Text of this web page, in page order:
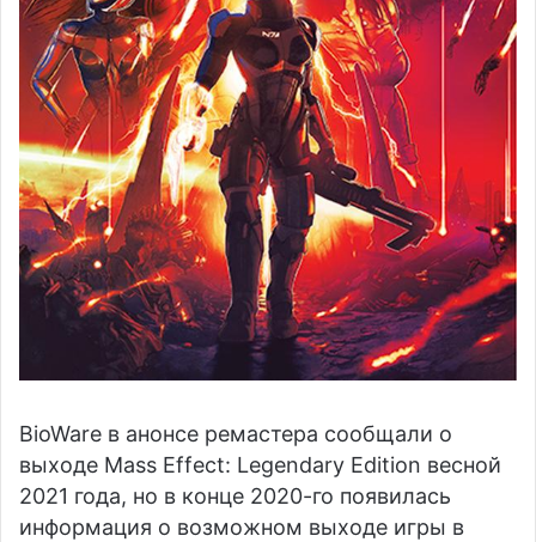
BioWare в анонсе ремастера сообщали о
выходе Mass Effect: Legendary Edition весной
2021 года, но в конце 2020-го появилась
информация о возможном выходе игры в